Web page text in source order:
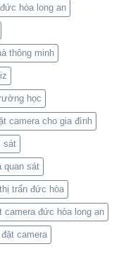
hòa long an
thông minh
học
camera cho gia đình
sát
quan sát
trấn đức hòa
camera đức hòa long an
camera